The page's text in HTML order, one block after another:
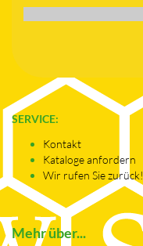
SERVICE:
Kontakt
Kataloge anfordern
Wir rufen Sie zurück!
Mehr über...